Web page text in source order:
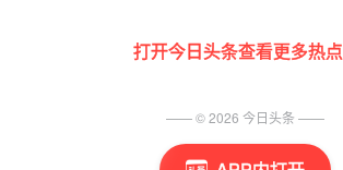
打开今日头条查看更多热点
—— ©2026 今日头条 ——